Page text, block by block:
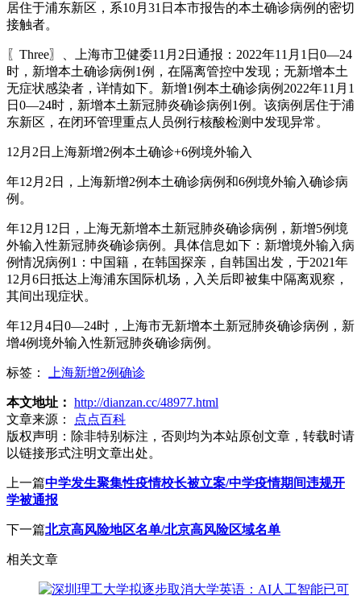
居住于浦东新区，系10月31日本市报告的本土确诊病例的密切
接触者。
〖Three〗、上海市卫健委11月2日通报：2022年11月1日0—24
时，新增本土确诊病例1例，在隔离管控中发现；无新增本土
无症状感染者，详情如下。新增1例本土确诊病例2022年11月1
日0—24时，新增本土新冠肺炎确诊病例1例。该病例居住于浦
东新区，在闭环管理重点人员例行核酸检测中发现异常。
12月2日上海新增2例本土确诊+6例境外输入
年12月2日，上海新增2例本土确诊病例和6例境外输入确诊病
例。
年12月12日，上海无新增本土新冠肺炎确诊病例，新增5例境
外输入性新冠肺炎确诊病例。具体信息如下：新增境外输入病
例情况病例1：中国籍，在韩国探亲，自韩国出发，于2021年
12月6日抵达上海浦东国际机场，入关后即被集中隔离观察，
其间出现症状。
年12月4日0—24时，上海市无新增本土新冠肺炎确诊病例，新
增4例境外输入性新冠肺炎确诊病例。
标签： 上海新增2例确诊
本文地址： http://dianzan.cc/48977.html
文章来源：
点点百科
版权声明： 除非特别标注，否则均为本站原创文章，转载时请
以链接形式注明文章出处。
上一篇中学发生聚集性疫情校长被立案/中学疫情期间违规开
学被通报
下一篇北京高风险地区名单/北京高风险区域名单
相关文章